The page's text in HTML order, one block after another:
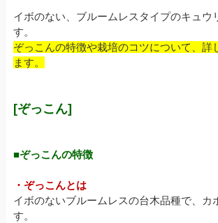
イボのない、ブルームレスタイプのキュウ
す。
ぞっこんの特徴や栽培のコツについて、詳
ます。
[ぞっこん]
■ぞっこんの特徴
・ぞっこんとは
イボのないブルームレスの台木品種で、カ
す。